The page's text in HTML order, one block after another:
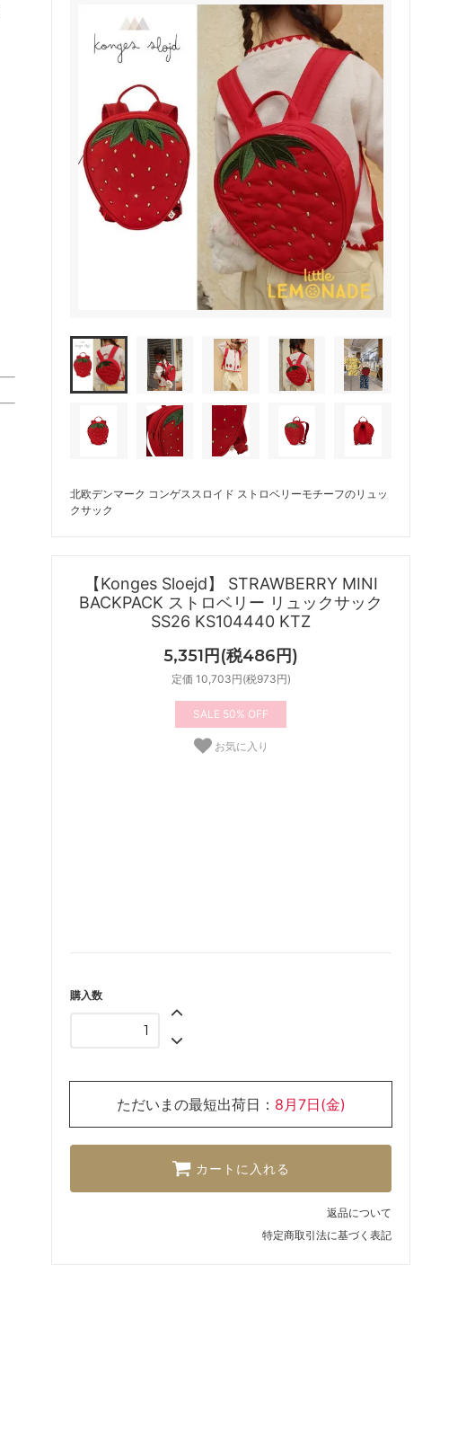
北欧デンマーク コンゲススロイド ストロベリーモチーフのリュッ
クサック
【Konges Sloejd】 STRAWBERRY MINI
BACKPACK ストロベリー リュックサック
SS26 KS104440 KTZ
5,351円(税486円)
定価 10,703円(税973円)
50%
お気に入り
購入数
ただいまの最短出荷日： 8月7日(金)
カートに入れる
返品について
特定商取引法に基づく表記